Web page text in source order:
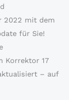
2022 mit dem
für Sie!
Korrektor 17
– auf